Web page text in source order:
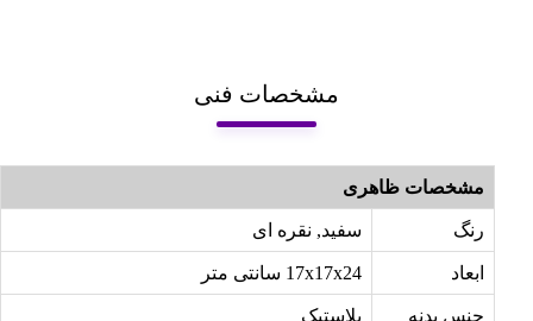
مشخصات فنی
مشخصات ظاهری
رنگ سفید, نقره ای
ابعاد 17x17x24 سانتی متر
جنس بدنه پلاستیک